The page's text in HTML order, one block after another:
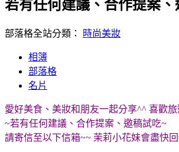
若有任何建議、合作提案
部落格全站分類： 時尚美妝
相簿
部落格
名片
愛好美食、美妝和朋友一起分享^^ 喜歡
~若有任何建議、合作提案、邀稿試吃~
請寄信至以下信箱~~ 茉莉小花妹會盡快